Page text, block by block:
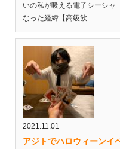
いの私が吸える電子シーシャ
なった経緯【高級飲...
2021.11.01
アジトでハロウィーンイ